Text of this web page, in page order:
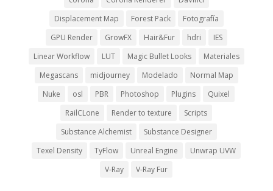
Displacement Map
Forest Pack
Fotografía
GPU Render
GrowFX Hair&Fur hdri
IES
Linear Workflow
LUT Magic Bullet Looks
Materiales
Megascans
midjourney Modelado
Normal Map
Nuke
osl PBR Photoshop Plugins
Quixel
RailCLone
Render to texture
Scripts
Substance Alchemist
Substance Designer
Texel Density
TyFlow Unreal Engine
Unwrap UVW
V-Ray
V-Ray Fur